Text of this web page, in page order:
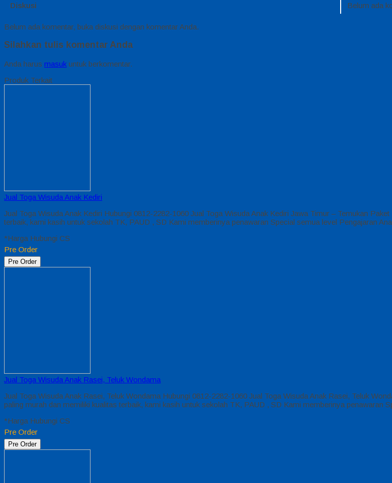
Diskusi Belum ada
Belum ada komentar, buka diskusi dengan komentar Anda.
Silahkan tulis komentar Anda
Anda harus masuk untuk berkomentar.
Produk Terkait
Jual Toga Wisuda Anak Kediri
Jual Toga Wisuda Anak Kediri Hubungi 0812-2282-1060 Jual Toga Wisuda Anak Kediri Jawa Timur – Temukan
terbaik, kami kasih untuk sekolah TK, PAUD , SD Kami memberinya penawaran Special semua level Pengajaran
*Harga Hubungi CS
Pre Order
Pre Order
Jual Toga Wisuda Anak Rasei, Teluk Wondama
Jual Toga Wisuda Anak Rasei, Teluk Wondama Hubungi 0812-2282-1060 Jual Toga Wisuda Anak Rasei, Teluk
paling murah dan memiliki kualitas terbaik, kami kasih untuk sekolah TK, PAUD , SD Kami memberinya
*Harga Hubungi CS
Pre Order
Pre Order